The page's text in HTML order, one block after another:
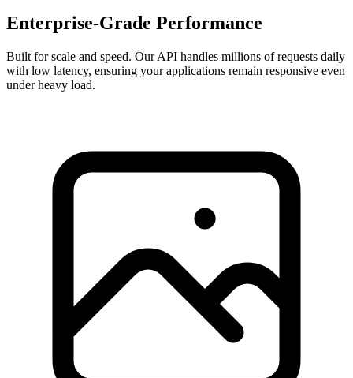
Enterprise-Grade Performance
Built for scale and speed. Our API handles millions of requests daily
with low latency, ensuring your applications remain responsive even
under heavy load.